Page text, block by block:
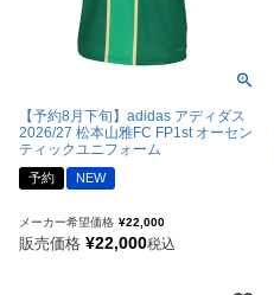
【予約8月下旬】adidas アディダス
2026/27 松本山雅FC FP1st オーセン
ティックユニフォーム
予約 NEW
メーカー希望価格 ¥22,000
販売価格 ¥22,000税込